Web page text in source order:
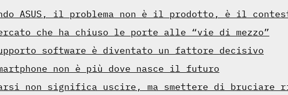
ASUS, il problema non è il prodotto, è il
che ha chiuso le porte alle “vie di mezzo”
software è diventato un fattore decisivo
non è più dove nasce il futuro
non significa uscire, ma smettere di bruciare